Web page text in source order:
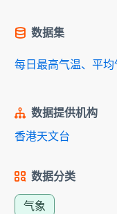
数据集
每日最高气温、平
数据提供机构
香港天文台
数据分类
气象